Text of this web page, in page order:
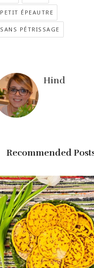
PETIT ÉPEAUTRE
SANS PÉTRISSAGE
Hind
Recommended